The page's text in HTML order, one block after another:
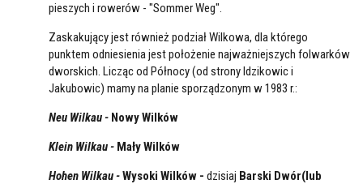
pieszych i rowerów - "Sommer Weg".
Zaskakujący jest również podział Wilkowa, dla którego
punktem odniesienia jest położenie najważniejszych folwarków
dworskich. Licząc od Północy (od strony Idzikowic i
Jakubowic) mamy na planie sporządzonym w 1983 r.:
Neu Wilkau - Nowy Wilków
Klein Wilkau - Mały Wilków
Hohen Wilkau -Wysoki Wilków - dzisiaj Barski Dwór(lub